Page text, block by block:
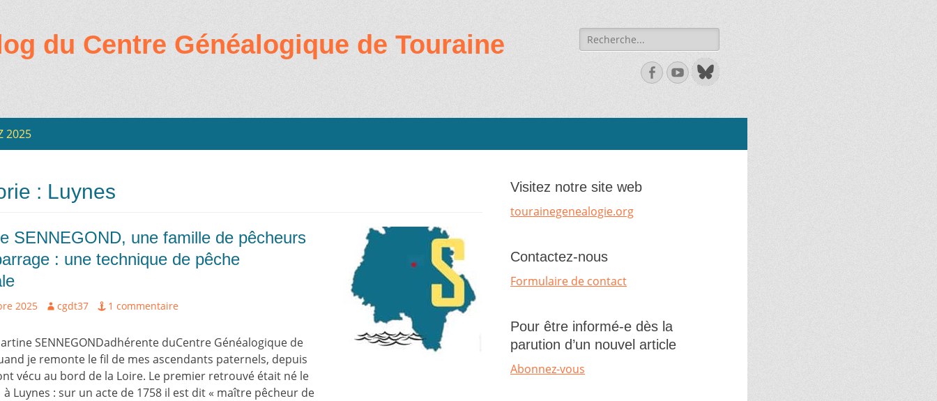
du Centre Généalogique de Touraine
Recherche
de:
Facebook
Youtube
2025
: Luynes
SENNEGOND, une famille de pêcheurs
: une technique de pêche
2025 Auteur
cgdt37 1 commentaire
SENNEGONDadhérente duCentre Généalogique de
je remonte le fil de mes ascendants paternels, depuis
vécu au bord de la Loire. Le premier retrouvé était né le
à Luynes : sur un acte de 1758 il est dit « maître pêcheur de
Visitez notre site web
tourainegenealogie.org
Contactez-nous
Formulaire de contact
Pour être informé-e dès la
parution d’un nouvel article
Abonnez-vous